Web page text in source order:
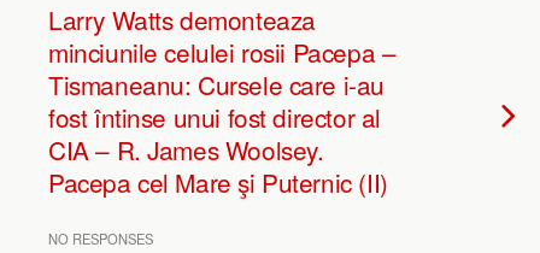
Larry Watts demonteaza
minciunile celulei rosii Pacepa –
Tismaneanu: Cursele care i-au
fost întinse unui fost director al
CIA – R. James Woolsey.
Pacepa cel Mare şi Puternic (II)
NO RESPONSES